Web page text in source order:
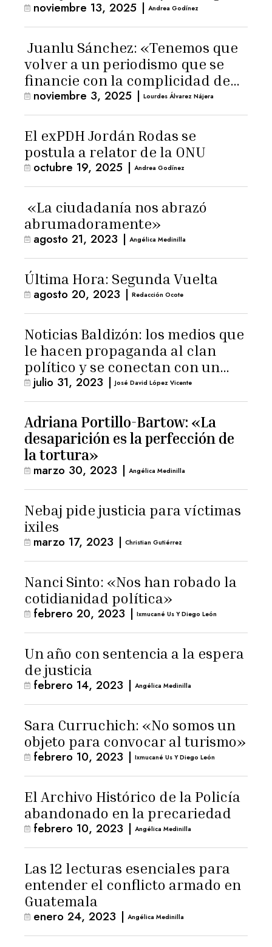
noviembre 13, 2025 | Andrea Godínez
Juanlu Sánchez: «Tenemos que
volver a un periodismo que se
financie con la complicidad de
los lectores»
noviembre 3, 2025 | Lourdes Álvarez Nájera
El exPDH Jordán Rodas se
postula a relator de la ONU
octubre 19, 2025 | Andrea Godínez
«La ciudadanía nos abrazó
abrumadoramente»
agosto 21, 2023 | Angélica Medinilla
Última Hora: Segunda Vuelta
agosto 20, 2023 | Redacción Ocote
Noticias Baldizón: los medios que
le hacen propaganda al clan
político y se conectan con un
hombre de confianza de
Giammattei
julio 31, 2023 | José David López Vicente
Adriana Portillo-Bartow: «La
desaparición es la perfección de
la tortura»
marzo 30, 2023 | Angélica Medinilla
Nebaj pide justicia para víctimas
ixiles
marzo 17, 2023 | Christian Gutiérrez
Nanci Sinto: «Nos han robado la
cotidianidad política»
febrero 20, 2023 | Ixmucané Us Y Diego León
Un año con sentencia a la espera
de justicia
febrero 14, 2023 | Angélica Medinilla
Sara Curruchich: «No somos un
objeto para convocar al turismo»
febrero 10, 2023 | Ixmucané Us Y Diego León
El Archivo Histórico de la Policía
abandonado en la precariedad
febrero 10, 2023 | Angélica Medinilla
Las 12 lecturas esenciales para
entender el conflicto armado en
Guatemala
enero 24, 2023 | Angélica Medinilla